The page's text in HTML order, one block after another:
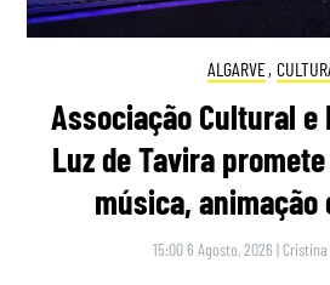
ALGARVE,
Associação Cultural e
Luz de Tavira
música, animação
15:00 6 Agosto, 2026 |